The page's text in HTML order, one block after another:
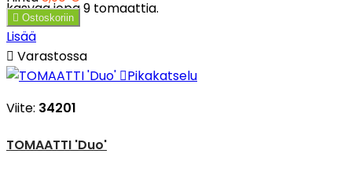
kasvaa jopa 9 tomaattia.
 Ostoskoriin
Lisää
 Varastossa
Pikakatselu
Viite: 34201
TOMAATTI 'Duo'